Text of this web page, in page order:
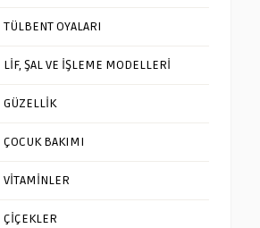
TÜLBENT OYALARI
LİF, ŞAL VE İŞLEME MODELLERİ
GÜZELLİK
ÇOCUK BAKIMI
VİTAMİNLER
ÇİÇEKLER